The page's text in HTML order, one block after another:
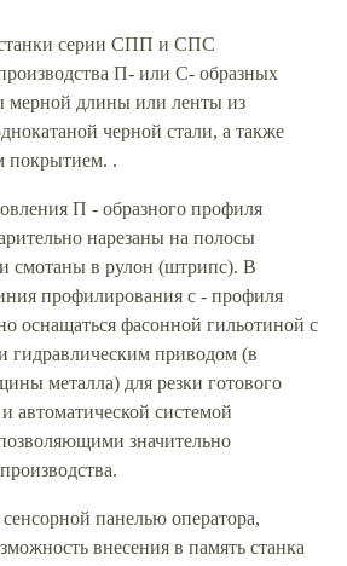
серии СПП и СПС
П- или С- образных
мерной длины или ленты из
черной стали, а также
покрытием. .
П - образного профиля
нарезаны на полосы
в рулон (штрипс). В
профилирования с - профиля
оснащаться фасонной гильотиной с
гидравлическим приводом (в
металла) для резки готового
автоматической системой
значительно
панелью оператора,
внесения в память станка